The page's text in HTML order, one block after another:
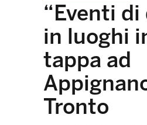
“Eventi di
in luoghi
tappa ad
Tronto